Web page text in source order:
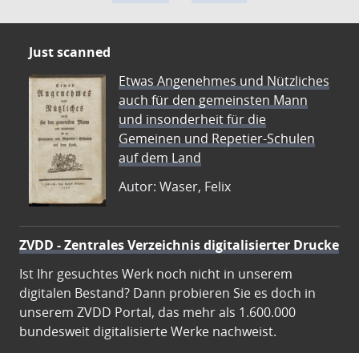
Just scanned
Etwas Angenehmes und Nützliches
auch für den gemeinsten Mann
und insonderheit für die
Gemeinen und Repetier-Schulen
auf dem Land
Autor: Waser, Felix
ZVDD - Zentrales Verzeichnis digitalisierter Drucke
Ist Ihr gesuchtes Werk noch nicht in unserem
digitalen Bestand? Dann probieren Sie es doch in
unserem ZVDD Portal, das mehr als 1.600.000
bundesweit digitalisierte Werke nachweist.